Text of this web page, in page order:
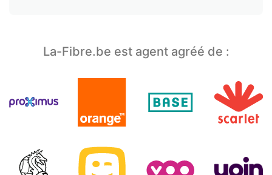
La-Fibre.be est agent agréé de :